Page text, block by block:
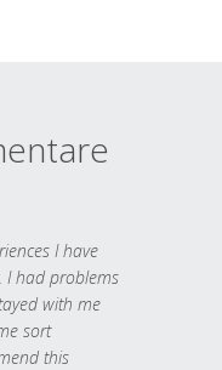
I have
I had problems
with me
sort
this